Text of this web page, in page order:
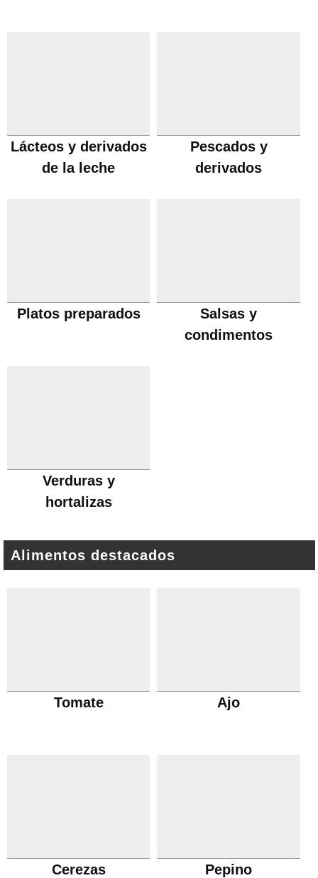
Lácteos y derivados
de la leche
Pescados y
derivados
Platos preparados
Salsas y
condimentos
Verduras y
hortalizas
Alimentos destacados
Tomate Ajo
Cerezas Pepino